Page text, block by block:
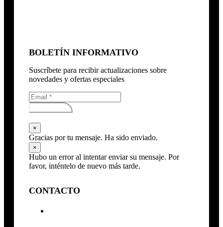
BOLETÍN INFORMATIVO
Suscríbete para recibir actualizaciones sobre
novedades y ofertas especiales
Subscribirse
×
Gracias por tu mensaje. Ha sido enviado.
×
Hubo un error al intentar enviar su mensaje. Por
favor, inténtelo de nuevo más tarde.
CONTACTO